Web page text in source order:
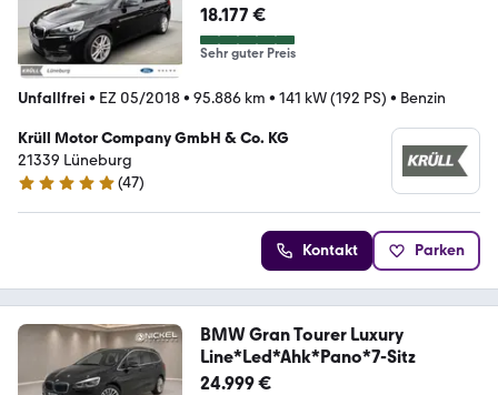
18.177 €
Sehr guter Preis
Unfallfrei • EZ 05/2018• 95.886 km • 141 kW (192 PS) • Benzin
Krüll Motor Company GmbH & Co. KG
21339 Lüneburg
4.9 Sterne
(47)
Kontakt Parken
BMW Gran Tourer Luxury
Line*Led*Ahk*Pano*7-Sitz
24.999 €